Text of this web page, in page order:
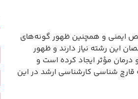
ایمنی و همچنین ظهور گونه‌های
این رشته نیاز دارند و ظهور
مؤثر ایجاد کرده است و
شناسی کارشناسی ارشد در این